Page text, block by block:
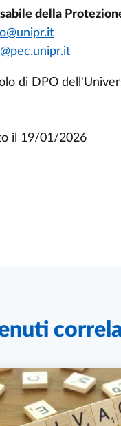
della
di DPO
il 19/01/2026